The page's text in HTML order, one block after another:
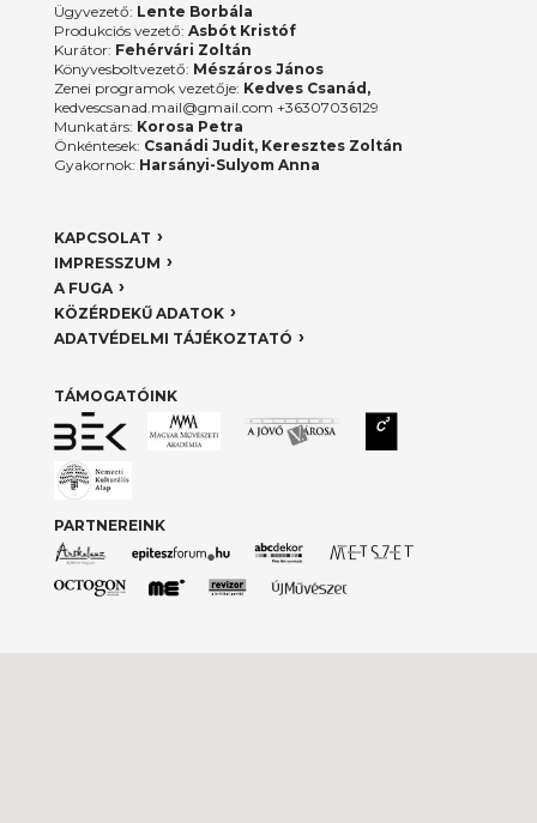
Ügyvezető: Lente Borbála
Produkciós vezető: Asbót Kristóf
Kurátor: Fehérvári Zoltán
Könyvesboltvezető: Mészáros János
Zenei programok vezetője: Kedves Csanád,
kedvescsanad.mail@gmail.com +36307036129
Munkatárs: Korosa Petra
Önkéntesek: Csanádi Judit, Keresztes Zoltán
Gyakornok: Harsányi-Sulyom Anna
KAPCSOLAT
IMPRESSZUM
A FUGA
KÖZÉRDEKŰ ADATOK
ADATVÉDELMI TÁJÉKOZTATÓ
TÁMOGATÓINK
PARTNEREINK